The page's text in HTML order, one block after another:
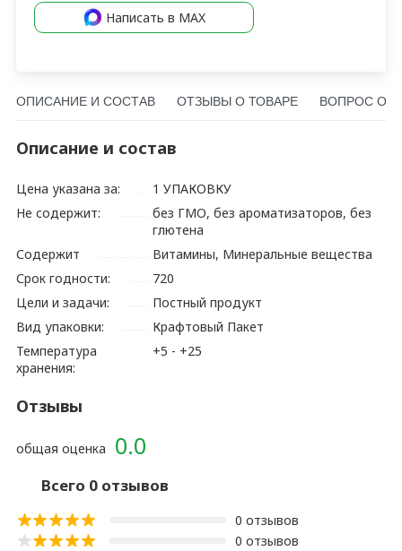
Написать в MAX
ОПИСАНИЕ И СОСТАВ ОТЗЫВЫ О ТОВАРЕ ВОПРОС О
Описание и состав
Цена указана за:
1 УПАКОВКУ
Не содержит:
без ГМО, без ароматизаторов, без
глютена
Содержит
Витамины, Минеральные вещества
Срок годности:
720
Цели и задачи:
Постный продукт
Вид упаковки:
Крафтовый Пакет
Температура
хранения:
+5 - +25
Отзывы
0.0
общая оценка
Всего 0 отзывов
0 отзывов
0 отзывов